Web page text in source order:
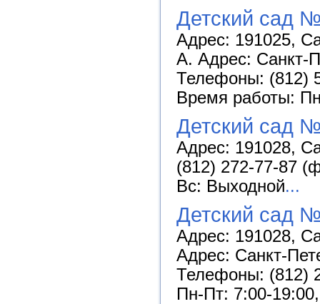
Детский сад
Адрес: 191025,
А. Адрес: Санкт-
Телефоны: (812)
Время работы:
Детский сад
Адрес: 191028,
(812) 272-77-87
Вс: Выходной...
Детский сад
Адрес: 191028,
Адрес: Санкт-
Телефоны: (812)
Пн-Пт: 7:00-